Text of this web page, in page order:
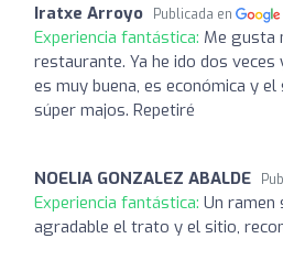
Iratxe Arroyo Publicada en
Experiencia fantástica: Me gusta
restaurante. Ya he ido dos veces
es muy buena, es económica y
súper majos. Repetiré
NOELIA GONZALEZ ABALDE
Experiencia fantástica: Un ramen
agradable el trato y el sitio,